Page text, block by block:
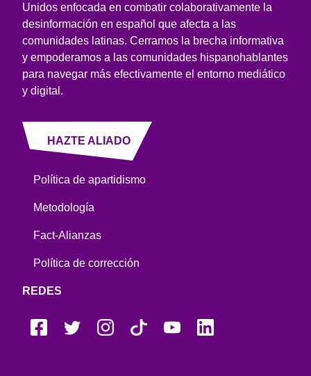
Unidos enfocada en combatir colaborativamente la
desinformación en español que afecta a las
comunidades latinas. Cerramos la brecha informativa
y empoderamos a las comunidades hispanohablantes
para navegar más efectivamente el entorno mediático
y digital.
HAZTE ALIADO
Política de apartidismo
Metodología
Fact-Alianzas
Política de corrección
REDES